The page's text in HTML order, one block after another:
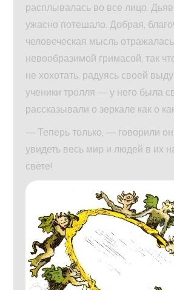
расплывалась во все лицо.
ужасно потешало. Добрая,
человеческая мысль
невообразимой гримасой, так
не хохотать, радуясь своей
ученики тролля — у него была
рассказывали о зеркале как о
— Теперь только, — говорили
увидеть весь мир и людей в их
свете!